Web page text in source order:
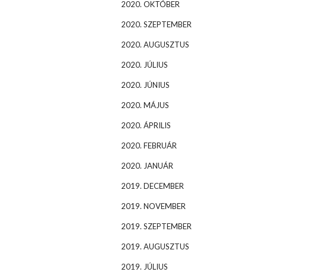
2020. OKTÓBER
2020. SZEPTEMBER
2020. AUGUSZTUS
2020. JÚLIUS
2020. JÚNIUS
2020. MÁJUS
2020. ÁPRILIS
2020. FEBRUÁR
2020. JANUÁR
2019. DECEMBER
2019. NOVEMBER
2019. SZEPTEMBER
2019. AUGUSZTUS
2019. JÚLIUS